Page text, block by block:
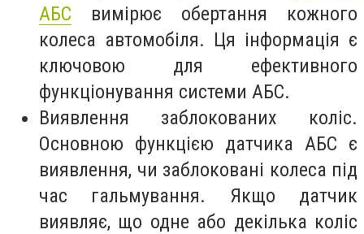
АБС вимірює обертання кожного
колеса автомобіля. Ця інформація є
ключовою для ефективного
функціонування системи АБС.
Виявлення заблокованих коліс.
Основною функцією датчика АБС є
виявлення, чи заблоковані колеса під
час гальмування. Якщо датчик
виявляє, що одне або декілька коліс